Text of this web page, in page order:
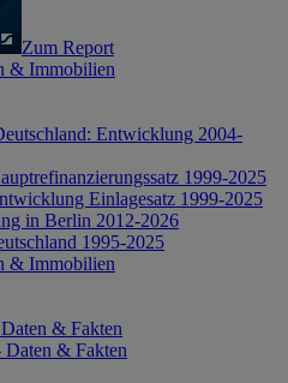
Zum Report
& Immobilien
Entwicklung 2004-
1999-2025
Einlagesatz 1999-2025
in Berlin 2012-2026
1995-2025
& Immobilien
& Fakten
& Fakten